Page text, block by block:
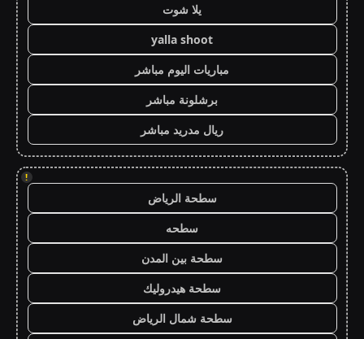
يلا شوت
yalla shoot
مباريات اليوم مباشر
برشلونة مباشر
ريال مدريد مباشر
!
سطحة الرياض
سطحه
سطحة بين المدن
سطحة هيدروليك
سطحة شمال الرياض